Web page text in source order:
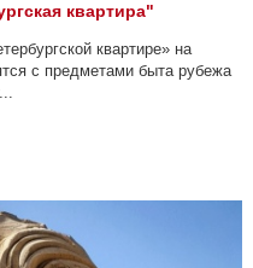
квартира"
квартире» на
с предметами быта рубежа